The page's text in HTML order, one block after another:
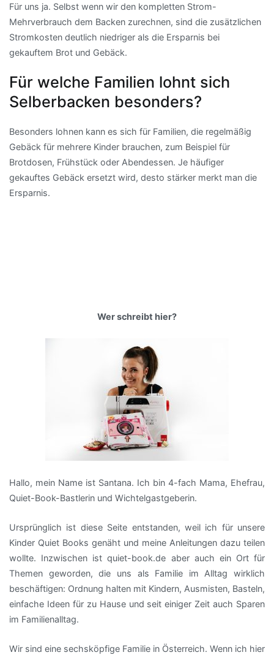
Für uns ja. Selbst wenn wir den kompletten Strom-
Mehrverbrauch dem Backen zurechnen, sind die zusätzlichen
Stromkosten deutlich niedriger als die Ersparnis bei
gekauftem Brot und Gebäck.
Für welche Familien lohnt sich
Selberbacken besonders?
Besonders lohnen kann es sich für Familien, die regelmäßig
Gebäck für mehrere Kinder brauchen, zum Beispiel für
Brotdosen, Frühstück oder Abendessen. Je häufiger
gekauftes Gebäck ersetzt wird, desto stärker merkt man die
Ersparnis.
Wer schreibt hier?
Hallo, mein Name ist Santana. Ich bin 4-fach Mama, Ehefrau,
Quiet-Book-Bastlerin und Wichtelgastgeberin.
Ursprünglich ist diese Seite entstanden, weil ich für unsere
Kinder Quiet Books genäht und meine Anleitungen dazu teilen
wollte. Inzwischen ist quiet-book.de aber auch ein Ort für
Themen geworden, die uns als Familie im Alltag wirklich
beschäftigen: Ordnung halten mit Kindern, Ausmisten, Basteln,
einfache Ideen für zu Hause und seit einiger Zeit auch Sparen
im Familienalltag.
Wir sind eine sechsköpfige Familie in Österreich. Wenn ich hier